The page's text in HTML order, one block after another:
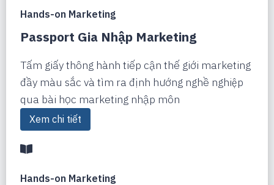
Hands-on Marketing
Passport Gia Nhập Marketing
Tấm giấy thông hành tiếp cận thế giới marketing
đầy màu sắc và tìm ra định hướng nghề nghiệp
qua bài học marketing nhập môn
Xem chi tiết
Hands-on Marketing